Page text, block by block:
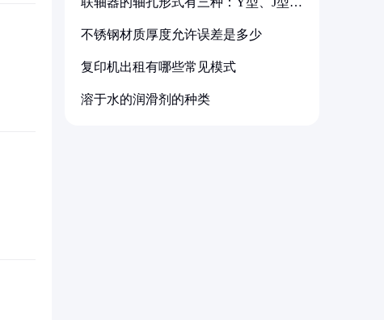
不锈钢材质厚度允许误差是多少
复印机出租有哪些常见模式
溶于水的润滑剂的种类